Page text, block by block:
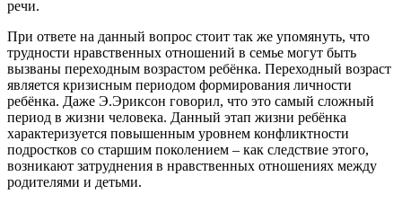
речи.
При ответе на данный вопрос стоит так же упомянуть, что
трудности нравственных отношений в семье могут быть
вызваны переходным возрастом ребёнка. Переходный возраст
является кризисным периодом формирования личности
ребёнка. Даже Э.Эриксон говорил, что это самый сложный
период в жизни человека. Данный этап жизни ребёнка
характеризуется повышенным уровнем конфликтности
подростков со старшим поколением – как следствие этого,
возникают затруднения в нравственных отношениях между
родителями и детьми.